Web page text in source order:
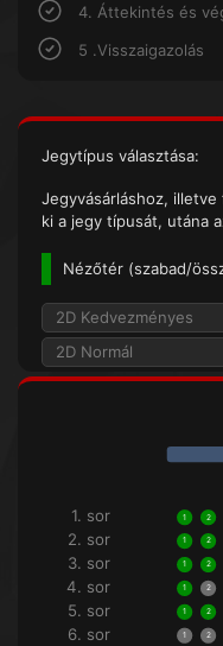
4. Áttekintés és
5 .Visszaigazolás
Jegytípus választása:
Jegyvásárláshoz,
ki a jegy típusát, utána
Nézőtér (szabad/
2D Kedvezményes
2D Normál
1. sor 1 2
2. sor 1 2
3. sor 1 2
4. sor 1 2
5. sor 1 2
6. sor 1 2